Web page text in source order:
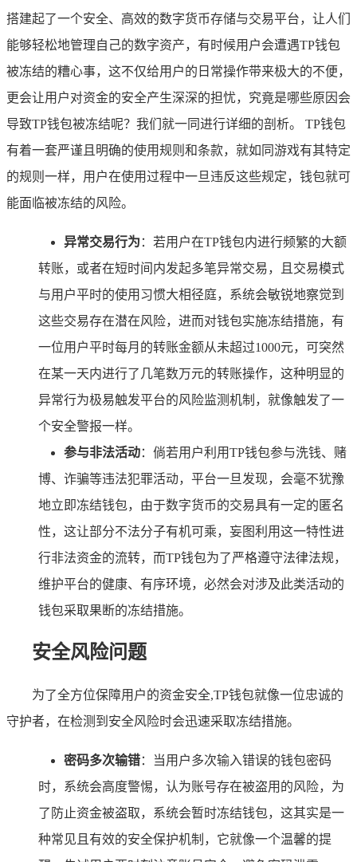
搭建起了一个安全、高效的数字货币存储与交易平台，让人们
能够轻松地管理自己的数字资产，有时候用户会遭遇TP钱包
被冻结的糟心事，这不仅给用户的日常操作带来极大的不便，
更会让用户对资金的安全产生深深的担忧，究竟是哪些原因会
导致TP钱包被冻结呢？我们就一同进行详细的剖析。 TP钱包
有着一套严谨且明确的使用规则和条款，就如同游戏有其特定
的规则一样，用户在使用过程中一旦违反这些规定，钱包就可
能面临被冻结的风险。
异常交易行为 ：若用户在TP钱包内进行频繁的大额
转账，或者在短时间内发起多笔异常交易，且交易模式
与用户平时的使用习惯大相径庭，系统会敏锐地察觉到
这些交易存在潜在风险，进而对钱包实施冻结措施，有
一位用户平时每月的转账金额从未超过1000元，可突然
在某一天内进行了几笔数万元的转账操作，这种明显的
异常行为极易触发平台的风险监测机制，就像触发了一
个安全警报一样。
参与非法活动：倘若用户利用TP钱包参与洗钱、赌
博、诈骗等违法犯罪活动，平台一旦发现，会毫不犹豫
地立即冻结钱包，由于数字货币的交易具有一定的匿名
性，这让部分不法分子有机可乘，妄图利用这一特性进
行非法资金的流转，而TP钱包为了严格遵守法律法规，
维护平台的健康、有序环境，必然会对涉及此类活动的
钱包采取果断的冻结措施。
安全风险问题
为了全方位保障用户的资金安全,TP钱包就像一位忠诚的
守护者，在检测到安全风险时会迅速采取冻结措施。
密码多次输错：当用户多次输入错误的钱包密码
时，系统会高度警惕，认为账号存在被盗用的风险，为
了防止资金被盗取，系统会暂时冻结钱包，这其实是一
种常见且有效的安全保护机制，它就像一个温馨的提